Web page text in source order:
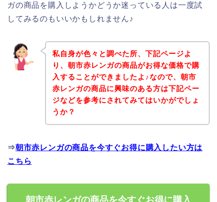
ガの商品を購入しようかどうか迷っている人は一度試
してみるのもいいかもしれません♪
私自身が色々と調べた所、下記ページよ
り、朝市赤レンガの商品がお得な価格で購
入することができましたよ♪なので、朝市
赤レンガの商品に興味のある方は下記ペー
ジなどを参考にされてみてはいかがでしょ
うか？
⇒朝市赤レンガの商品を今すぐお得に購入したい方は
こちら
朝市赤レンガの商品を今すぐお得に購入